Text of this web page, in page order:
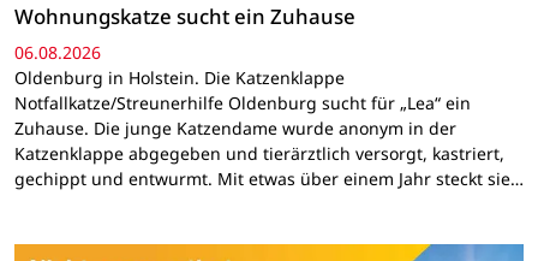
Wohnungskatze sucht ein Zuhause
06.08.2026
Oldenburg in Holstein. Die Katzenklappe
Notfallkatze/Streunerhilfe Oldenburg sucht für „Lea“ ein
Zuhause. Die junge Katzendame wurde anonym in der
Katzenklappe abgegeben und tierärztlich versorgt, kastriert,
gechippt und entwurmt. Mit etwas über einem Jahr steckt sie…